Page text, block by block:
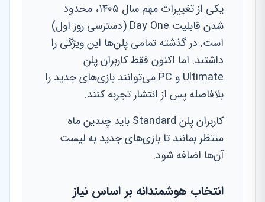
یکی از تغییرات مهم سال ۱۴۰۵، محدود
شدن قابلیت Day One (دسترسی روز اول)
است. در گذشته تمامی پلن‌ها این ویژگی را
داشتند. اما اکنون فقط کاربران پلن
Ultimate و PC می‌توانند بازی‌های جدید را
بلافاصله پس از انتشار تجربه کنند.
کاربران پلن Standard باید چندین ماه
منتظر بمانند تا بازی‌های جدید به لیست
آن‌ها اضافه شود.
انتخاب هوشمندانه بر اساس نیاز